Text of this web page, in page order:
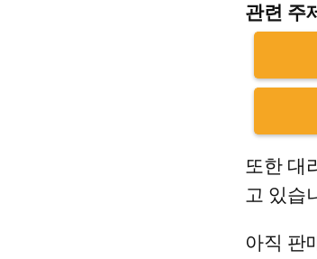
관련 주
또한 대
고 있습
아직 판